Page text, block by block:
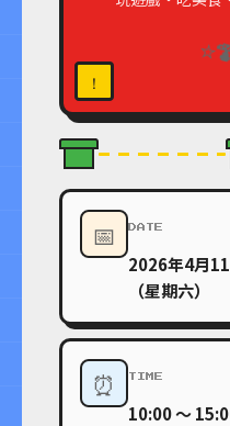
！
⭐
📅 DATE
2026年4月
（星期六）
⏰ TIME
10:00 ～